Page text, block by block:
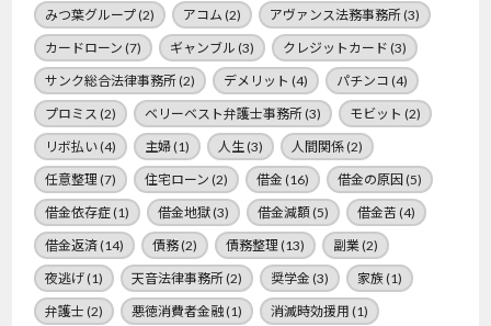
みつ葉グループ(2) アコム (2) アヴァンス法務事務所(3)
カードローン (7) ギャンブル (3) クレジットカード (3)
サンク総合法律事務所(2) デメリット (4) パチンコ (4)
プロミス (2) ベリーベスト弁護士事務所(3) モビット (2)
リボ払い(4) 主婦(1) 人生(3) 人間関係(2)
任意整理 (7) 住宅ローン (2) 借金 (16) 借金の原因(5)
借金依存症(1) 借金地獄(3) 借金減額(5) 借金苦 (4)
借金返済(14) 債務(2) 債務整理 (13) 副業(2)
夜逃げ(1) 天音法律事務所(2) 奨学金 (3) 家族(1)
弁護士 (2) 悪徳消費者金融(1) 消滅時効援用 (1)